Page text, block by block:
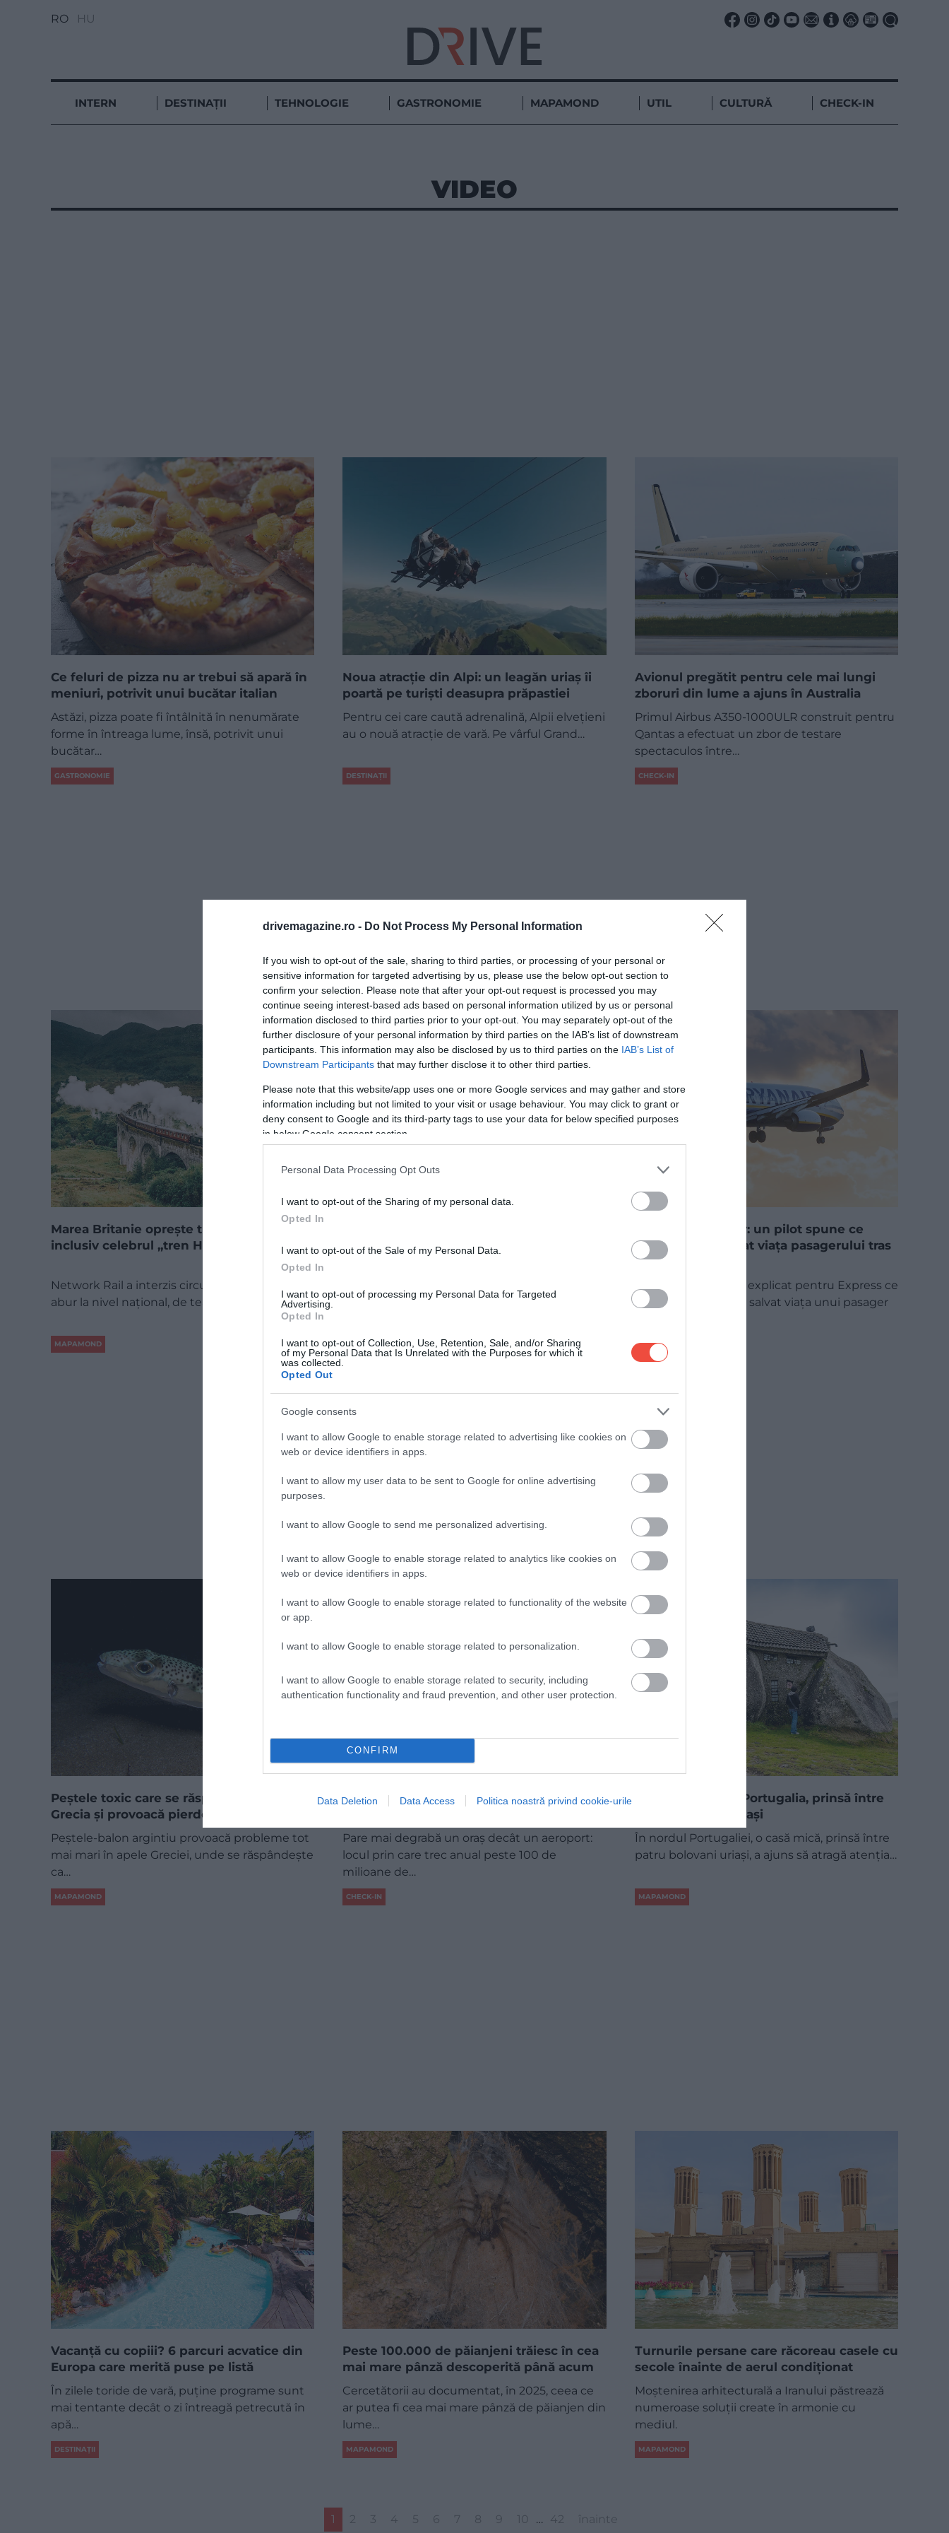
drivemagazine.ro - Do Not Process My Personal Information
If you wish to opt-out of the sale, sharing to third parties, or processing of your personal or
sensitive information for targeted advertising by us, please use the below opt-out section to
confirm your selection. Please note that after your opt-out request is processed you may
continue seeing interest-based ads based on personal information utilized by us or personal
information disclosed to third parties prior to your opt-out. You may separately opt-out of the
further disclosure of your personal information by third parties on the IAB’s list of downstream
participants. This information may also be disclosed by us to third parties on the IAB’s List of
Downstream Participants that may further disclose it to other third parties.
Please note that this website/app uses one or more Google services and may gather and store
information including but not limited to your visit or usage behaviour. You may click to grant or
deny consent to Google and its third-party tags to use your data for below specified purposes
in below Google consent section.
Personal Data Processing Opt Outs
I want to opt-out of the Sharing of my personal data.
Opted In
I want to opt-out of the Sale of my Personal Data.
Opted In
I want to opt-out of processing my Personal Data for Targeted
Advertising.
Opted In
I want to opt-out of Collection, Use, Retention, Sale, and/or Sharing
of my Personal Data that Is Unrelated with the Purposes for which it
was collected.
Opted Out
Google consents
I want to allow Google to enable storage related to advertising like cookies on
web or device identifiers in apps.
I want to allow my user data to be sent to Google for online advertising
purposes.
I want to allow Google to send me personalized advertising.
I want to allow Google to enable storage related to analytics like cookies on
web or device identifiers in apps.
I want to allow Google to enable storage related to functionality of the website
or app.
I want to allow Google to enable storage related to personalization.
I want to allow Google to enable storage related to security, including
authentication functionality and fraud prevention, and other user protection.
CONFIRM
Data Deletion Data Access Politica noastră privind cookie-urile
RO HU
INTERN DESTINAȚII TEHNOLOGIE GASTRONOMIE MAPAMOND UTIL CULTURĂ CHECK-IN
VIDEO
Ce feluri de pizza nu ar trebui să apară în
meniuri, potrivit unui bucătar italian
Astăzi, pizza poate fi întâlnită în nenumărate
forme în întreaga lume, însă, potrivit unui
bucătar…
GASTRONOMIE
Noua atracție din Alpi: un leagăn uriaș îi
poartă pe turiști deasupra prăpastiei
Pentru cei care caută adrenalină, Alpii elvețieni
au o nouă atracție de vară. Pe vârful Grand…
DESTINAȚII
Avionul pregătit pentru cele mai lungi
zboruri din lume a ajuns în Australia
Primul Airbus A350-1000ULR construit pentru
Qantas a efectuat un zbor de testare
spectaculos între…
CHECK-IN
Marea Britanie oprește trenurile cu abur,
inclusiv celebrul „tren Harry Potter”
Network Rail a interzis circulația trenurilor cu
abur la nivel național, de teamă că acestea ar…
MAPAMOND
bucătării din Japonia nu au cuptor
Airbnb în locul unui hotel pot fi surprinși să
UTIL
Scandalul Ryanair: un pilot spune ce
detaliu i-ar fi salvat viața pasagerului tras
prin hublou
Un pilot american a explicat pentru Express ce
detaliu simplu i-ar fi salvat viața unui pasager
CHECK-IN
Peștele toxic care se răspândește în
Grecia și provoacă pierderi tot mai mari
Peștele-balon argintiu provoacă probleme tot
mai mari în apele Greciei, unde se răspândește
ca…
MAPAMOND
Cel mai aglomerat aeroport din lume are
Pare mai degrabă un oraș decât un aeroport:
locul prin care trec anual peste 100 de
milioane de…
CHECK-IN
Casa ciudată din Portugalia, prinsă între
patru bolovani uriași
În nordul Portugaliei, o casă mică, prinsă între
patru bolovani uriași, a ajuns să atragă atenția…
MAPAMOND
Vacanță cu copiii? 6 parcuri acvatice din
Europa care merită puse pe listă
În zilele toride de vară, puține programe sunt
mai tentante decât o zi întreagă petrecută în
apă…
DESTINAȚII
Peste 100.000 de păianjeni trăiesc în cea
mai mare pânză descoperită până acum
Cercetătorii au documentat, în 2025, ceea ce
ar putea fi cea mai mare pânză de păianjen din
lume…
MAPAMOND
Turnurile persane care răcoreau casele cu
secole înainte de aerul condiționat
Moștenirea arhitecturală a Iranului păstrează
numeroase soluții create în armonie cu
mediul.
MAPAMOND
1 2 3 4 5 6 7 8 9 10 … 42 înainte